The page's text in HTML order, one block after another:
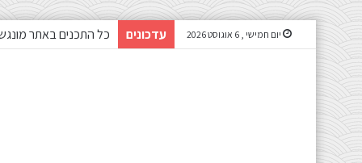
יום חמישי , 6 אוגוסט 2026 עדכונים צפיתם בדרמה או סרט